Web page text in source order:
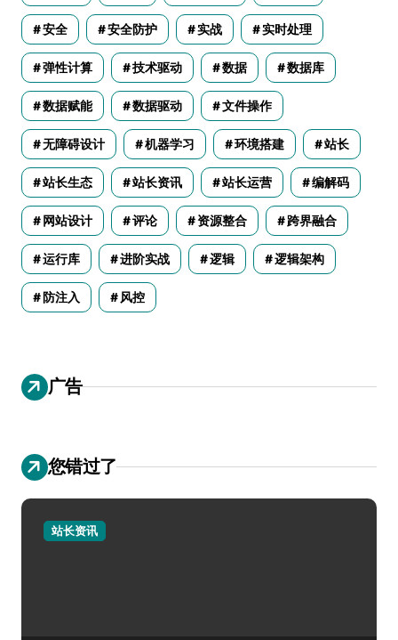
安全 安全防护 实战 实时处理
弹性计算 技术驱动 数据 数据库
数据赋能 数据驱动 文件操作
无障碍设计 机器学习 环境搭建 站长
站长生态 站长资讯 站长运营 编解码
网站设计 评论 资源整合 跨界融合
运行库 进阶实战 逻辑 逻辑架构
防注入 风控
广告
您错过了
站长资讯